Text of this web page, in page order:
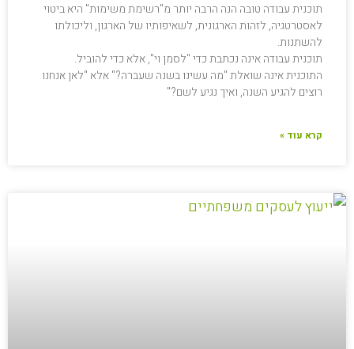
תוכנית עבודה טובה הנה הרבה יותר מ"רשימת משימות" היא ביטוי
לאסטרטגיה, לזהות הארגונית, לשאיפותיו של הארגון, וליכולתו
להשתנות.
תוכנית עבודה אינה נכתבת כדי "לסמן וי", אלא כדי להוביל.
התוכנית אינה שואלת "מה עשינו בשנה שעברה?" אלא "לאן אנחנו
רוצים להגיע השנה, ואיך נגיע לשם?"
קרא עוד »